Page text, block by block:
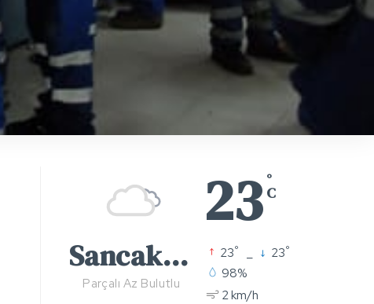
23 °
C
Sancaktepe
Parçalı Az Bulutlu
23° 23°
98%
2 km/h